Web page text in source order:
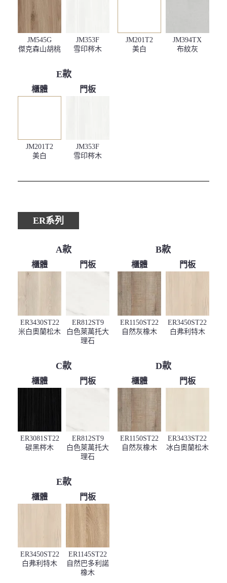
JM545G
傑克森山胡桃
JM353F
雪印梣木
JM201T2
美白
JM394TX
布紋灰
E款
櫃體
JM201T2
美白
門板
JM353F
雪印梣木
ER系列
A款
櫃體
ER3430ST22
米白奧蘭松木
門板
ER812ST9
白色萊萬托大
理石
B款
櫃體
ER1150ST22
自然灰橡木
門板
ER3450ST22
白弗利特木
C款
櫃體
ER3081ST22
碳黑梣木
門板
ER812ST9
白色萊萬托大
理石
D款
櫃體
ER1150ST22
自然灰橡木
門板
ER3433ST22
冰白奧蘭松木
E款
櫃體
ER3450ST22
白弗利特木
門板
ER1145ST22
自然巴多利諾
橡木